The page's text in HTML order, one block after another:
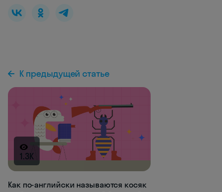
К предыдущей статье
1.3K
Как по-английски называются косяк